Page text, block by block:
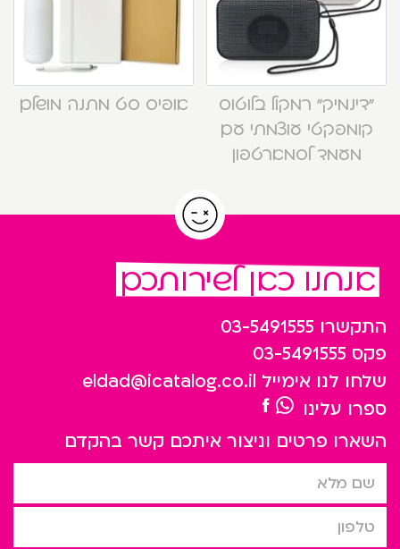
“דינמיק” רמקול בלוטוס
קומפקטי עוצמתי עם
מעמד לסמארטפון
אופיס סט מתנה מושלם
אנחנו כאן לשירותכם
התקשרו 03-5491555
פקס 03-5491555
שלחו לנו אימייל eldad@icatalog.co.il
ספרו עלינו
השארו פרטים וניצור איתכם קשר בהקדם
שם מלא
טלפון